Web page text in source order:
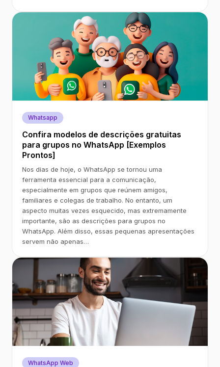
Whatsapp
Confira modelos de descrições gratuitas
para grupos no WhatsApp [Exemplos
Prontos]
Nos dias de hoje, o WhatsApp se tornou uma
ferramenta essencial para a comunicação,
especialmente em grupos que reúnem amigos,
familiares e colegas de trabalho. No entanto, um
aspecto muitas vezes esquecido, mas extremamente
importante, são as descrições para grupos no
WhatsApp. Além disso, essas pequenas apresentações
servem não apenas…
WhatsApp Web